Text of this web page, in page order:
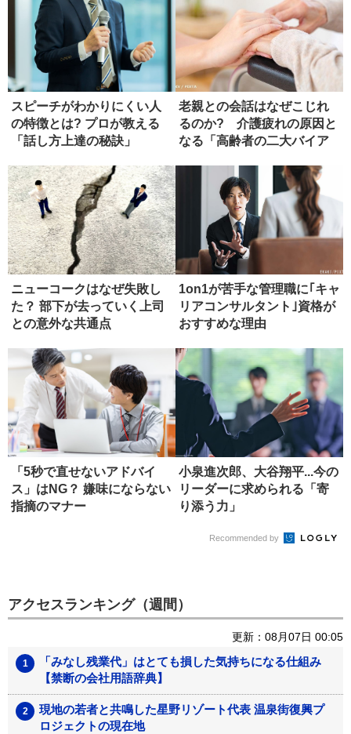
スピーチがわかりにくい人
の特徴とは? プロが教える
「話し方上達の秘訣」
老親との会話はなぜこじれ
るのか? 介護疲れの原因と
なる「高齢者の二大バイア
ニューコークはなぜ失敗し
た？ 部下が去っていく上司
との意外な共通点
1on1が苦手な管理職に｢キャ
リアコンサルタント｣資格が
おすすめな理由
「5秒で直せないアドバイ
ス」はNG？ 嫌味にならない
指摘のマナー
小泉進次郎、大谷翔平...今の
リーダーに求められる「寄
り添う力」
Recommended by
アクセスランキング（週間）
更新：08月07日 00:05
「みなし残業代」はとても損した気持ちになる仕組み
【禁断の会社用語辞典】
現地の若者と共鳴した星野リゾート代表 温泉街復興プ
ロジェクトの現在地